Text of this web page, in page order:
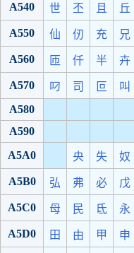
A540
世 丕 且 丘
A550 仙 仞 充 兄
A560 匝 仟 半 卉
A570 叼 司 叵 叫
A580
A590
A5A0
央 失 奴
A5B0 弘 弗 必 戊
A5C0 母 民 氐 永
A5D0 田 由 甲 申